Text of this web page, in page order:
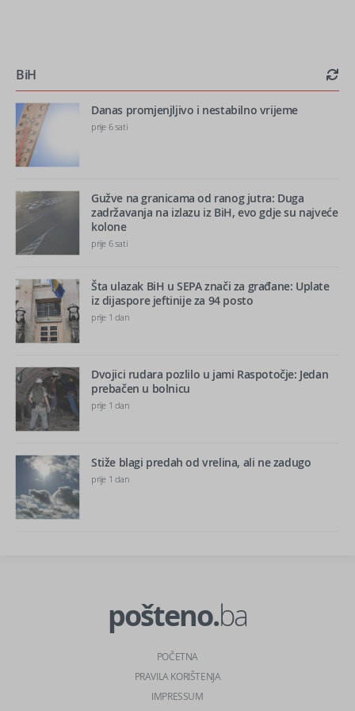
BiH
Danas promjenjljivo i nestabilno vrijeme
prije 6 sati
Gužve na granicama od ranog jutra: Duga
zadržavanja na izlazu iz BiH, evo gdje su najveće
kolone
prije 6 sati
Šta ulazak BiH u SEPA znači za građane: Uplate
iz dijaspore jeftinije za 94 posto
prije 1 dan
Dvojici rudara pozlilo u jami Raspotočje: Jedan
prebačen u bolnicu
prije 1 dan
Stiže blagi predah od vrelina, ali ne zadugo
prije 1 dan
pošteno.ba
POČETNA
PRAVILA KORIŠTENJA
IMPRESSUM